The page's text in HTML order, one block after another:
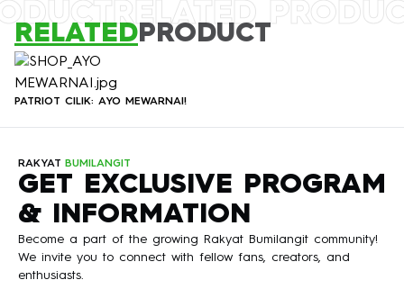
RELATED
RELATEDPRODUCT
PATRIOT CILIK: AYO MEWARNAI!
RAKYAT BUMILANGIT
GET EXCLUSIVE PROGRAM
& INFORMATION
Become a part of the growing Rakyat Bumilangit community!
We invite you to connect with fellow fans, creators, and
enthusiasts.